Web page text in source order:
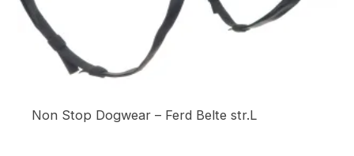
Non Stop Dogwear – Ferd Belte str.L